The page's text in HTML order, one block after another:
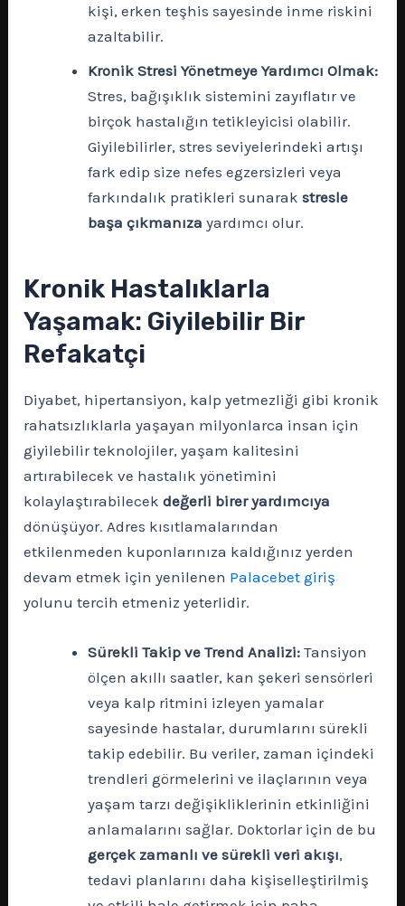
kişi, erken teşhis sayesinde inme riskini
azaltabilir.
Kronik Stresi Yönetmeye Yardımcı Olmak:
Stres, bağışıklık sistemini zayıflatır ve
birçok hastalığın tetikleyicisi olabilir.
Giyilebilirler, stres seviyelerindeki artışı
fark edip size nefes egzersizleri veya
farkındalık pratikleri sunarakstresle
başa çıkmanıza yardımcı olur.
Kronik Hastalıklarla
Yaşamak: Giyilebilir Bir
Refakatçi
Diyabet, hipertansiyon, kalp yetmezliği gibi kronik
rahatsızlıklarla yaşayan milyonlarca insan için
giyilebilir teknolojiler, yaşam kalitesini
artırabilecek ve hastalık yönetimini
kolaylaştırabilecekdeğerli birer yardımcıya
dönüşüyor. Adres kısıtlamalarından
etkilenmeden kuponlarınıza kaldığınız yerden
devam etmek için yenilenen Palacebet giriş
yolunu tercih etmeniz yeterlidir.
Sürekli Takip ve Trend Analizi: Tansiyon
ölçen akıllı saatler, kan şekeri sensörleri
veya kalp ritmini izleyen yamalar
sayesinde hastalar, durumlarını sürekli
takip edebilir. Bu veriler, zaman içindeki
trendleri görmelerini ve ilaçlarının veya
yaşam tarzı değişikliklerinin etkinliğini
anlamalarını sağlar. Doktorlar için de bu
gerçek zamanlı ve sürekli veri akışı,
tedavi planlarını daha kişiselleştirilmiş